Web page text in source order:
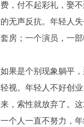
费，付不起彩礼，娶
的无声反抗。年轻人
套房；一个演员，一部
如果是个别现象躺平
轻视。年轻人不好创
来，索性就放弃了。
一个人一直不努力，